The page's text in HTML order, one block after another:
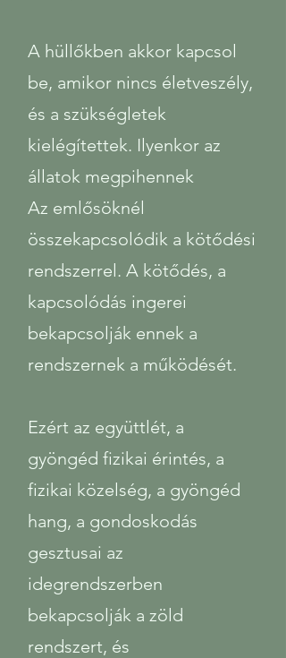
A hüllőkben akkor kapcsol
be, amikor nincs életveszély,
és a szükségletek
kielégítettek. Ilyenkor az
állatok megpihennek
Az emlősöknél
összekapcsolódik a kötődési
rendszerrel. A kötődés, a
kapcsolódás ingerei
bekapcsolják ennek a
rendszernek a működését.
Ezért az együttlét, a
gyöngéd fizikai érintés, a
fizikai közelség, a gyöngéd
hang, a gondoskodás
gesztusai az
idegrendszerben
bekapcsolják a zöld
rendszert, és